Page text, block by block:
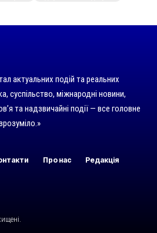
актуальних подій та реальних
суспільство, міжнародні новини,
та надзвичайні події — все головне
Про нас Редакція